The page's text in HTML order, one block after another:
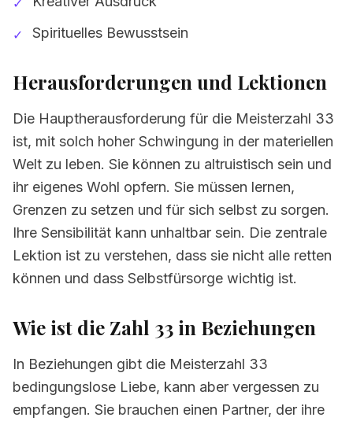
✓
✓ Spirituelles Bewusstsein
Herausforderungen und Lektionen
Die Hauptherausforderung für die Meisterzahl 33
ist, mit solch hoher Schwingung in der materiellen
Welt zu leben. Sie können zu altruistisch sein und
ihr eigenes Wohl opfern. Sie müssen lernen,
Grenzen zu setzen und für sich selbst zu sorgen.
Ihre Sensibilität kann unhaltbar sein. Die zentrale
Lektion ist zu verstehen, dass sie nicht alle retten
können und dass Selbstfürsorge wichtig ist.
Wie ist die Zahl 33 in Beziehungen
In Beziehungen gibt die Meisterzahl 33
bedingungslose Liebe, kann aber vergessen zu
empfangen. Sie brauchen einen Partner, der ihre